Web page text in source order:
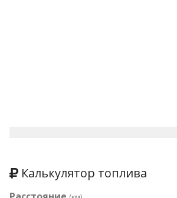
Калькулятор топлива